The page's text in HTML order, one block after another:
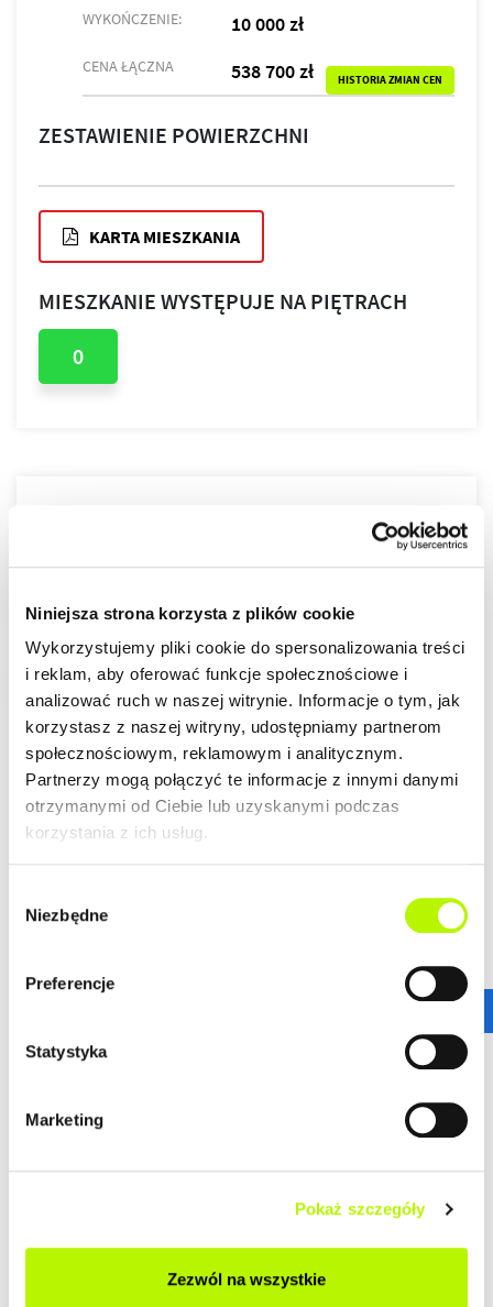
Niniejsza strona korzysta z plików cookie
Wykorzystujemy pliki cookie do spersonalizowania treści
i reklam, aby oferować funkcje społecznościowe i
analizować ruch w naszej witrynie. Informacje o tym, jak
korzystasz z naszej witryny, udostępniamy partnerom
społecznościowym, reklamowym i analitycznym.
Partnerzy mogą połączyć te informacje z innymi danymi
otrzymanymi od Ciebie lub uzyskanymi podczas
korzystania z ich usług.
zgody
Niezbędne
Preferencje
Statystyka
Marketing
Pokaż szczegóły
Zezwól na wszystkie
WYKOŃCZENIE: 10 000 zł
CENA ŁĄCZNA 538 700 zł HISTORIA ZMIAN CEN
ZESTAWIENIE POWIERZCHNI
KARTA MIESZKANIA
MIESZKANIE WYSTĘPUJE NA PIĘTRACH
0
LOKALIZACJA
Mieszkania z rynku wtórnego w Rzeszowie
W naszej ofercie dostępne są
miasta.
do zakupu bez oczekiwania na zakończenie budowy.
Dostępne lokale mają powierzchnie od
26 m² do 74 m²,
mieszkanie, wygodna przestrzeń do życia, jak i nieruchomość
Mieszkania przy ul. Szpitalnej 3 są
gotowe i wyposażone
ich lokalizacja w centrum Rzeszowa zapewnia duży
dobrze skomunikowanej części miasta.
Sprawdź aktualną ofertę i wybierz mieszkanie
dopasowane do swoich potrzeb.
STANDARDY WYKOŃCZENIA